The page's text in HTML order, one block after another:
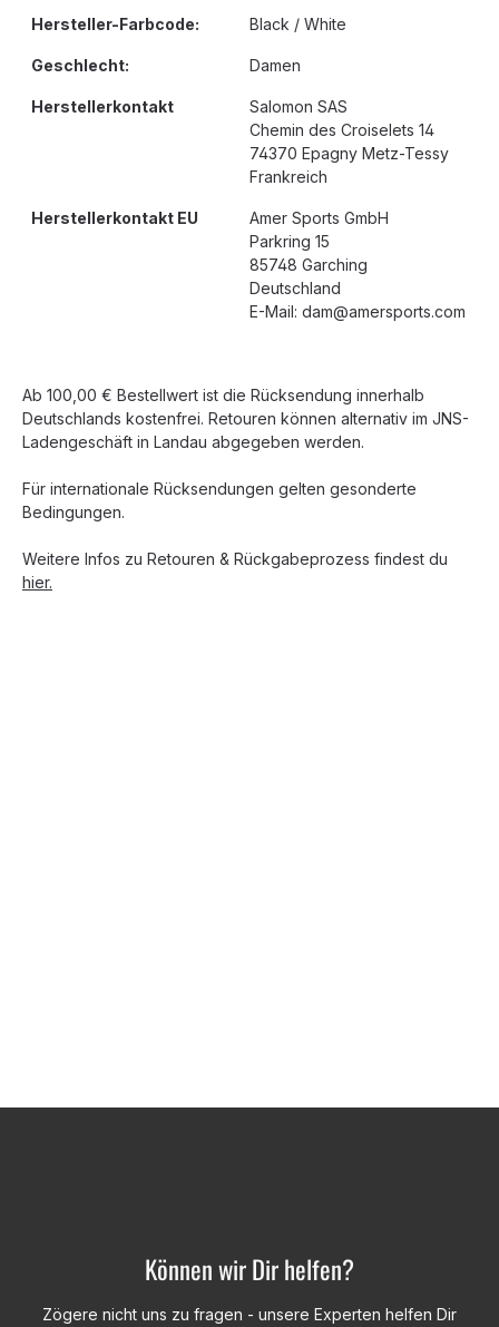
Hersteller-Farbcode: Black / White
Geschlecht: Damen
Herstellerkontakt
Salomon SAS
Chemin des Croiselets 14
74370 Epagny Metz-Tessy
Frankreich
Herstellerkontakt EU
Amer Sports GmbH
Parkring 15
85748 Garching
Deutschland
E-Mail: dam@amersports.com
Ab 100,00 € Bestellwert ist die Rücksendung innerhalb
Deutschlands kostenfrei. Retouren können alternativ im JNS-
Ladengeschäft in Landau abgegeben werden.
Für internationale Rücksendungen gelten gesonderte
Bedingungen.
Weitere Infos zu Retouren & Rückgabeprozess findest du
hier.
Können wir Dir helfen?
Zögere nicht uns zu fragen - unsere Experten helfen Dir